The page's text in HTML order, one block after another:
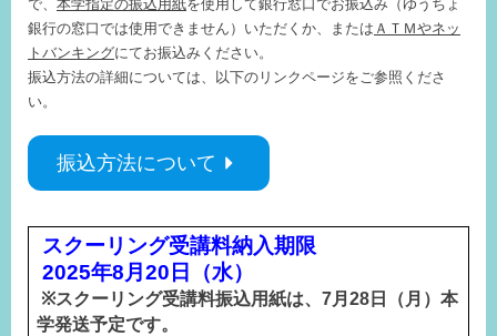
で、 本学指定の振込用紙を使用して銀行窓口でお振込み（ゆうちょ
銀行の窓口では使用できません）いただくか、または ＡＴＭやネッ
トバンキングにてお振込みください。
振込方法の詳細については、以下のリンクページをご参照くださ
い。
振込方法について
スクーリング受講料納入期限
2025年8月20日（水）
※スクーリング受講料振込用紙は、 7月28日（月）本
学発送予定です。